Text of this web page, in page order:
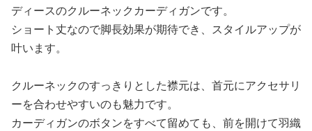
ディースのクルーネックカーディガンです。
ショート丈なので脚長効果が期待でき、スタイルアップが
叶います。
クルーネックのすっきりとした襟元は、首元にアクセサリ
ーを合わせやすいのも魅力です。
カーディガンのボタンをすべて留めても、前を開けて羽織